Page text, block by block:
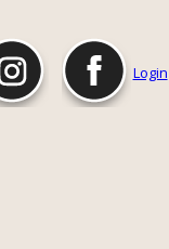
Login